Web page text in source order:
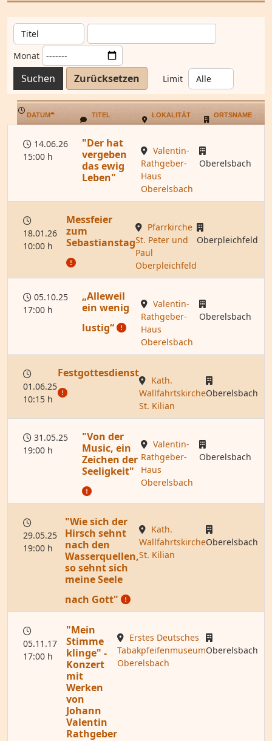
Monat
Suchen Zurücksetzen Limit
DATUM TITEL LOKALITÄT ORTSNAME
14.06.26
15:00 h
"Der hat
vergeben
das ewig
Leben"
Valentin-
Rathgeber-
Haus
Oberelsbach
Oberelsbach
18.01.26
10:00 h
Messfeier
zum
Sebastianstag
Pfarrkirche
St. Peter und
Paul
Oberpleichfeld
Oberpleichfeld
05.10.25
17:00 h
„Alleweil
ein wenig
lustig“
Valentin-
Rathgeber-
Haus
Oberelsbach
Oberelsbach
01.06.25
10:15 h
Festgottesdienst
Kath.
Wallfahrtskirche
St. Kilian
Oberelsbach
31.05.25
19:00 h
"Von der
Music, ein
Zeichen der
Seeligkeit"
Valentin-
Rathgeber-
Haus
Oberelsbach
Oberelsbach
29.05.25
19:00 h
"Wie sich der
Hirsch sehnt
nach den
Wasserquellen,
so sehnt sich
meine Seele
nach Gott"
Kath.
Wallfahrtskirche
St. Kilian
Oberelsbach
05.11.17
17:00 h
"Mein
Stimme
klinge" -
Konzert
mit
Werken
von
Johann
Valentin
Rathgeber
Erstes Deutsches
Tabakpfeifenmuseum
Oberelsbach
Oberelsbach